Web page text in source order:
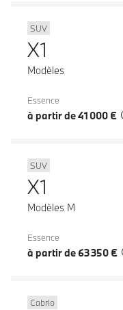
SUV
X1
Modèles
Essence
à partir de 41 000 €
SUV
X1
Modèles M
Essence
à partir de 63 350 €
Cabrio